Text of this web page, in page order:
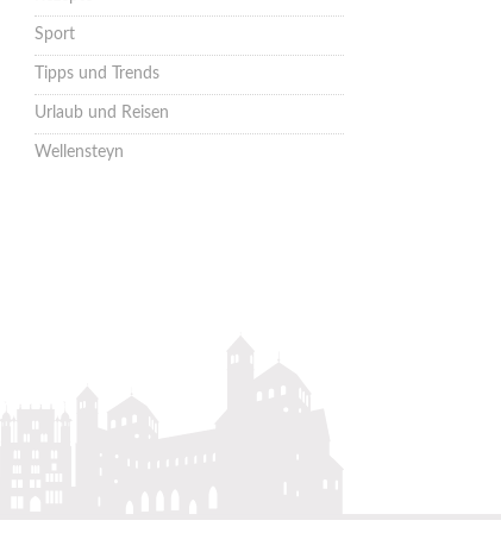
Sport
Tipps und Trends
Urlaub und Reisen
Wellensteyn